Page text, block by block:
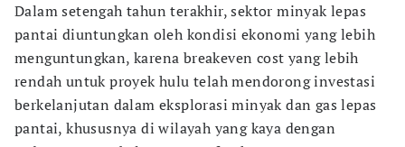
Dalam setengah tahun terakhir, sektor minyak lepas
pantai diuntungkan oleh kondisi ekonomi yang lebih
menguntungkan, karena breakeven cost yang lebih
rendah untuk proyek hulu telah mendorong investasi
berkelanjutan dalam eksplorasi minyak dan gas lepas
pantai, khususnya di wilayah yang kaya dengan